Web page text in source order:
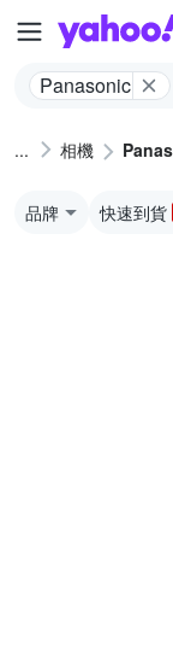
Panasonic
相機
品牌 快速到貨